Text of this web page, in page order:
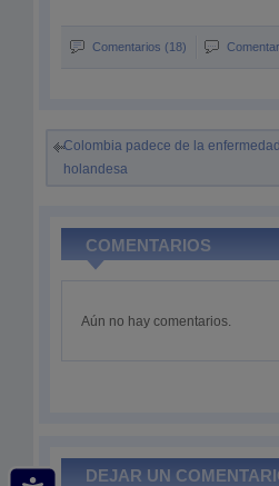
Comentarios (18)
Colombia padece de la enfermedad
holandesa
COMENTARIOS
Aún no hay comentarios.
DEJAR UN